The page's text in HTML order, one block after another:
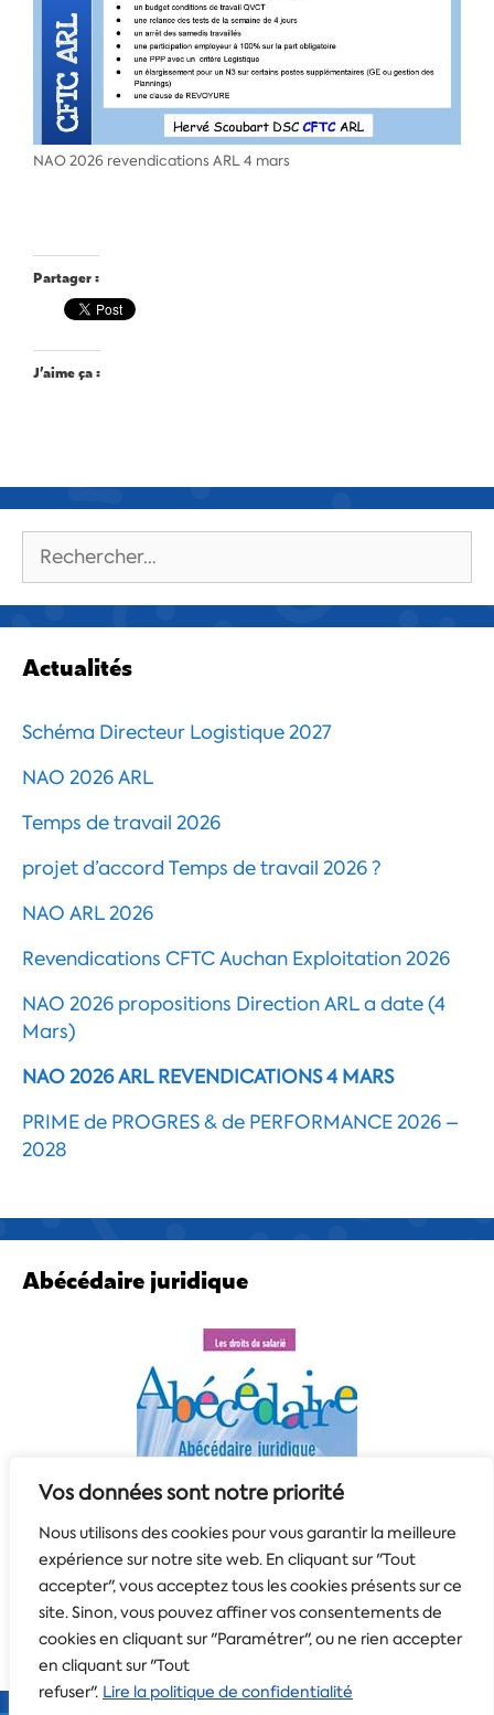
Vos données sont notre priorité
Nous utilisons des cookies pour vous garantir la meilleure
expérience sur notre site web. En cliquant sur "Tout
accepter", vous acceptez tous les cookies présents sur ce
site. Sinon, vous pouvez affiner vos consentements de
cookies en cliquant sur "Paramétrer", ou ne rien accepter
en cliquant sur "Tout
refuser". Lire la politique de confidentialité
NAO 2026 revendications ARL 4 mars
Partager :
J’aime ça :
Rechercher :
Actualités
Schéma Directeur Logistique 2027
NAO 2026 ARL
Temps de travail 2026
projet d’accord Temps de travail 2026 ?
NAO ARL 2026
Revendications CFTC Auchan Exploitation 2026
NAO 2026 propositions Direction ARL a date (4
Mars)
NAO 2026 ARL REVENDICATIONS 4 MARS
PRIME de PROGRES & de PERFORMANCE 2026 –
2028
Abécédaire juridique